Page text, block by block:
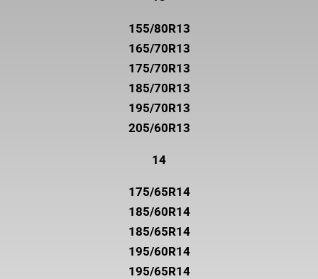
155/80R13
165/70R13
175/70R13
185/70R13
195/70R13
205/60R13
14
175/65R14
185/60R14
185/65R14
195/60R14
195/65R14